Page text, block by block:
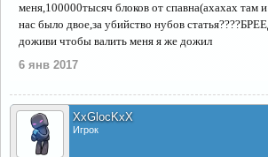
меня,100000тысяч блоков от спавна(ахахах там
нас было двое,за убийство нубов
доживи чтобы валить меня я же дожил
6 янв 2017
XxGlocKxX
Игрок